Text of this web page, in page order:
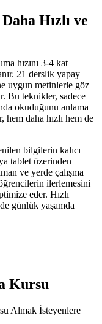
Hızlı ve
hızını 3-4 kat
21 derslik yapay
uygun metinlerle göz
Bu teknikler, sadece
okuduğunu anlama
daha hızlı hem de
bilgilerin kalıcı
tablet üzerinden
ve yerde çalışma
ilerlemesini
eder. Hızlı
günlük yaşamda
Kursu
Almak İsteyenlere